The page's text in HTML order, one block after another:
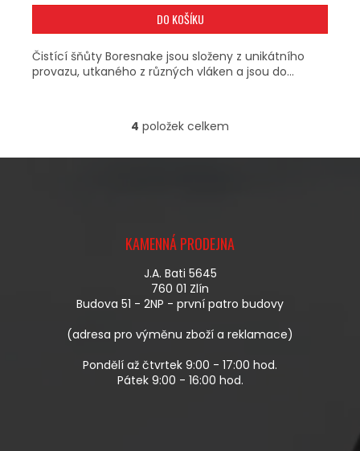
DO KOŠÍKU
Čistící šňůty Boresnake jsou složeny z unikátního
provazu, utkaného z různých vláken a jsou do...
O
L
Í
P
R
V
K
V
P
I
4 položek celkem
KAMENNÁ PRODEJNA
J.A. Bati 5645
760 01 Zlín
Budova 51 - 2NP - první patro budovy
(adresa pro výměnu zboží a reklamace)
Pondělí až čtvrtek 9:00 - 17:00 hod.
Pátek 9:00 - 16:00 hod.